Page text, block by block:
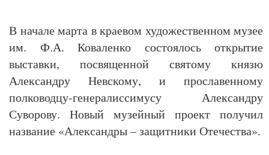
В начале марта в краевом художественном музее
им. Ф.А. Коваленко состоялось открытие
выставки, посвященной святому князю
Александру Невскому, и прославенному
полководцу-генералиссимусу Александру
Суворову. Новый музейный проект получил
название «Александры – защитники Отечества».